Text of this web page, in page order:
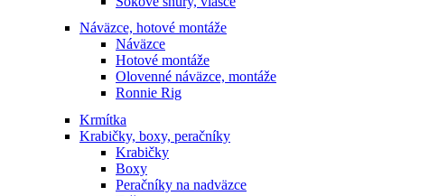
Náväzce, hotové montáže
Náväzce
Hotové montáže
Olovenné náväzce, montáže
Ronnie Rig
Krmítka
Krabičky, boxy, peračníky
Krabičky
Boxy
Peračníky na nadväzce